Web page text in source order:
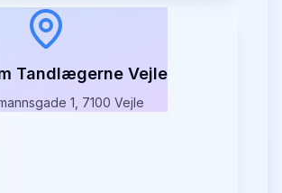
Tandlægerne Vejle
1, 7100 Vejle